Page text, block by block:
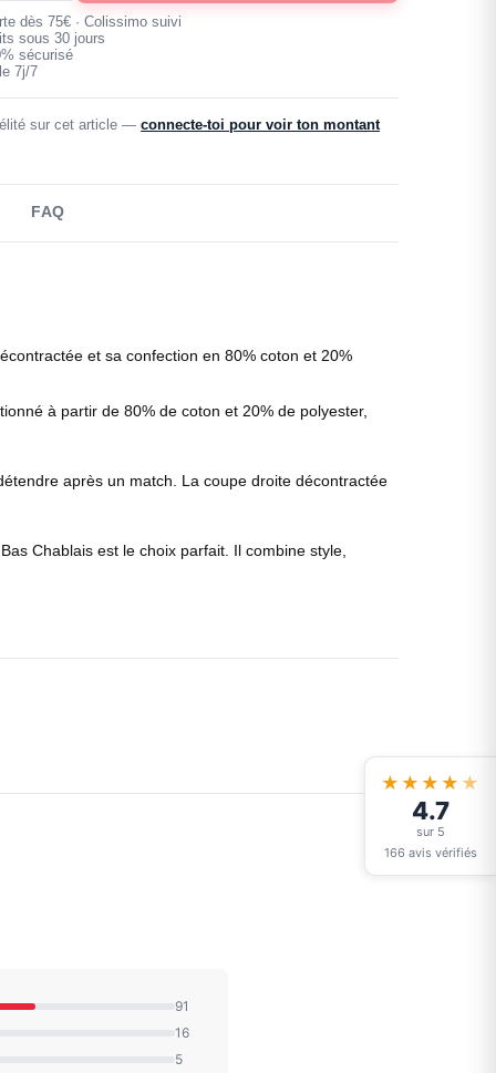
dès 75€ · Colissimo suivi
sous 30 jours
sécurisé
7j/7
sur cet article —connecte-toi pour voir ton montant
FAQ
et sa confection en 80% coton et 20%
à partir de 80% de coton et 20% de polyester,
après un match. La coupe droite décontractée
Chablais est le choix parfait. Il combine style,
91
16
5
★★★★ ★
4.7
sur 5
166 avis vérifiés